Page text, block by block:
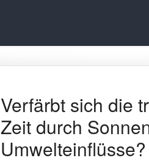
Verfärbt sich die
Zeit durch
Umwelteinflüsse?